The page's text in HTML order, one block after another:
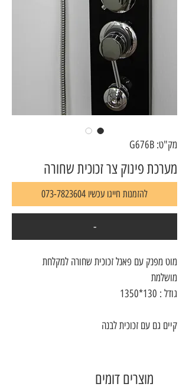
מק"ט: G676B
מערכת פינוק צר זכוכית שחורה
להזמנות חייגו עכשיו 073-7823604
-
מוט מפנק עם פאנל זכוכית שחורה למקלחת
מושלמת
גודל : 130*1350
קיים גם עם זכוכית לבנה
מוצרים דומים